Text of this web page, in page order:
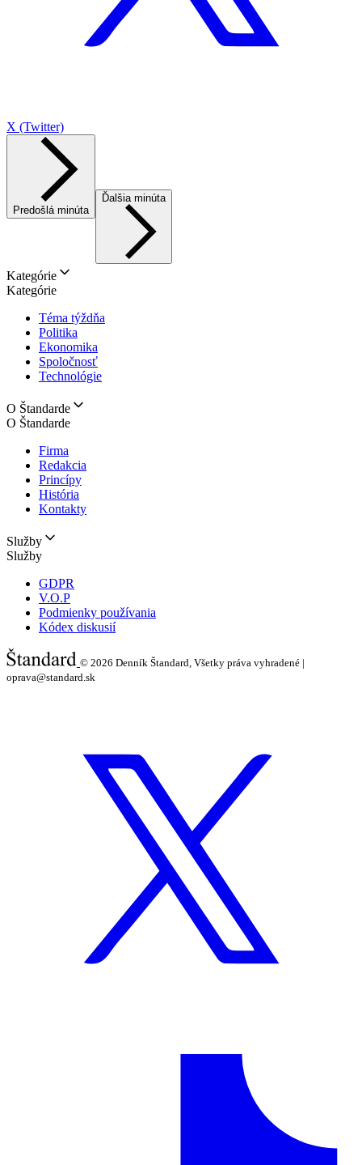
X (Twitter)
Predošlá minúta
Ďalšia minúta
Kategórie
Kategórie
Téma týždňa
Politika
Ekonomika
Spoločnosť
Technológie
O Štandarde
O Štandarde
Firma
Redakcia
Princípy
História
Kontakty
Služby
Služby
GDPR
V.O.P
Podmienky používania
Kódex diskusií
© 2026 Denník Štandard, Všetky práva vyhradené |
oprava@standard.sk